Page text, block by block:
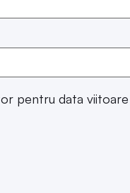
pentru data